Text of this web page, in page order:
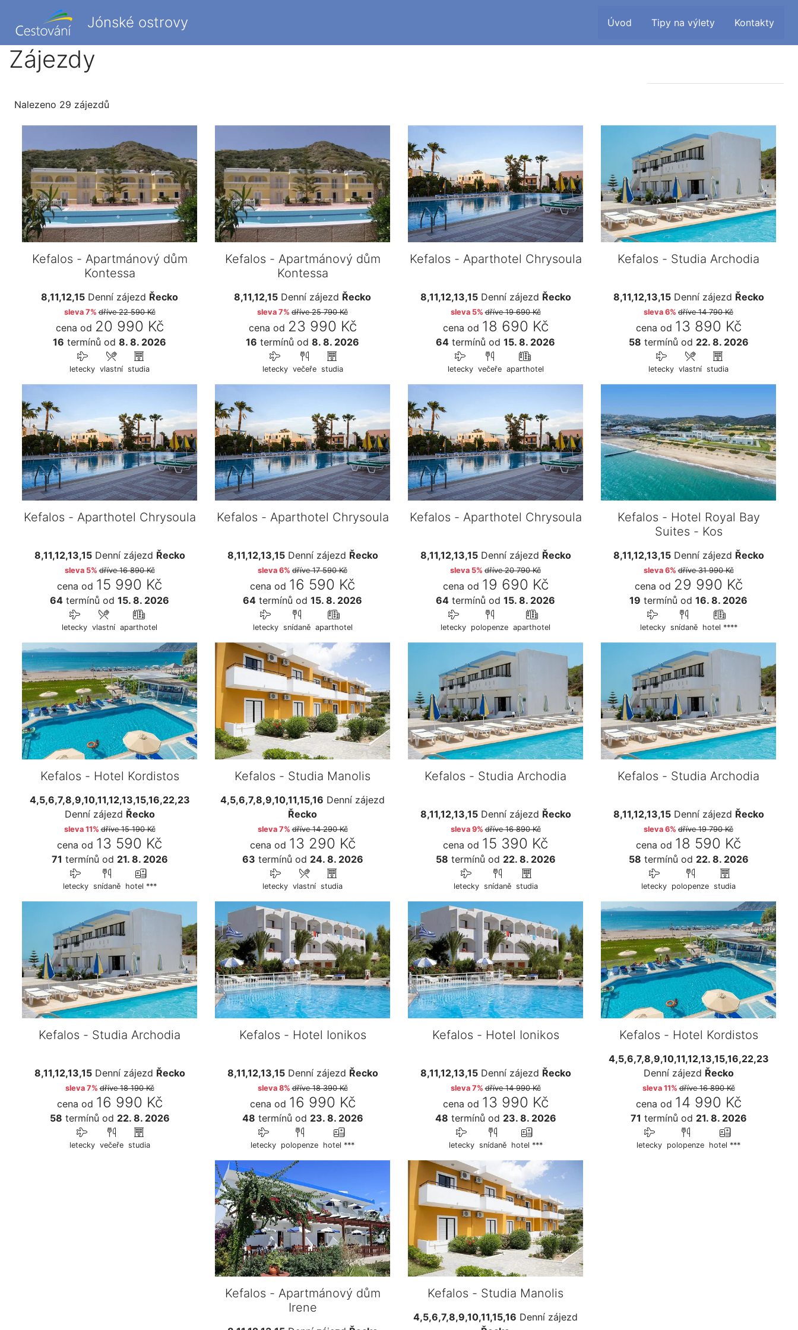
Jónské ostrovy Úvod Tipy na výlety Kontakty
Zájezdy
Nalezeno 29 zájezdů
Kefalos - Apartmánový dům
Kontessa
8,11,12,15 Denní zájezd Řecko
sleva 7% dříve22 590 Kč
cena od 20 990 Kč
16 termínů od 8. 8. 2026
letecky vlastní studia
Kefalos - Apartmánový dům
Kontessa
8,11,12,15 Denní zájezd Řecko
sleva 7% dříve25 790 Kč
cena od 23 990 Kč
16 termínů od 8. 8. 2026
letecky večeře studia
Kefalos - Aparthotel Chrysoula
8,11,12,13,15Denní zájezd Řecko
sleva 5% dříve19 690 Kč
cena od 18 690 Kč
64 termínů od 15. 8. 2026
letecky večeře aparthotel
Kefalos - Studia Archodia
8,11,12,13,15Denní zájezd Řecko
sleva 6% dříve14 790 Kč
cena od 13 890 Kč
58 termínů od 22. 8. 2026
letecky vlastní studia
Kefalos - Aparthotel Chrysoula
8,11,12,13,15Denní zájezd Řecko
sleva 5% dříve16 890 Kč
cena od 15 990 Kč
64 termínů od 15. 8. 2026
letecky vlastní aparthotel
Kefalos - Aparthotel Chrysoula
8,11,12,13,15Denní zájezd Řecko
sleva 6% dříve17 590 Kč
cena od 16 590 Kč
64 termínů od 15. 8. 2026
letecky snídaně aparthotel
Kefalos - Aparthotel Chrysoula
8,11,12,13,15Denní zájezd Řecko
sleva 5% dříve20 790 Kč
cena od 19 690 Kč
64 termínů od 15. 8. 2026
letecky polopenze aparthotel
Kefalos - Hotel Royal Bay
Suites - Kos
8,11,12,13,15Denní zájezd Řecko
sleva 6% dříve31 990 Kč
cena od 29 990 Kč
19 termínů od 16. 8. 2026
letecky snídaně hotel ****
Kefalos - Hotel Kordistos
4,5,6,7,8,9,10,11,12,13,15,16,22,23
Denní zájezd Řecko
sleva 11% dříve15 190 Kč
cena od 13 590 Kč
71 termínů od 21. 8. 2026
letecky snídaně hotel ***
Kefalos - Studia Manolis
4,5,6,7,8,9,10,11,15,16 Denní zájezd
Řecko
sleva 7% dříve14 290 Kč
cena od 13 290 Kč
63 termínů od 24. 8. 2026
letecky vlastní studia
Kefalos - Studia Archodia
8,11,12,13,15Denní zájezd Řecko
sleva 9% dříve16 890 Kč
cena od 15 390 Kč
58 termínů od 22. 8. 2026
letecky snídaně studia
Kefalos - Studia Archodia
8,11,12,13,15Denní zájezd Řecko
sleva 6% dříve19 790 Kč
cena od 18 590 Kč
58 termínů od 22. 8. 2026
letecky polopenze studia
Kefalos - Studia Archodia
8,11,12,13,15Denní zájezd Řecko
sleva 7% dříve18 190 Kč
cena od 16 990 Kč
58 termínů od 22. 8. 2026
letecky večeře studia
Kefalos - Hotel Ionikos
8,11,12,13,15Denní zájezd Řecko
sleva 8% dříve18 390 Kč
cena od 16 990 Kč
48 termínů od 23. 8. 2026
letecky polopenze hotel ***
Kefalos - Hotel Ionikos
8,11,12,13,15Denní zájezd Řecko
sleva 7% dříve14 990 Kč
cena od 13 990 Kč
48 termínů od 23. 8. 2026
letecky snídaně hotel ***
Kefalos - Hotel Kordistos
4,5,6,7,8,9,10,11,12,13,15,16,22,23
Denní zájezd Řecko
sleva 11% dříve16 890 Kč
cena od 14 990 Kč
71 termínů od 21. 8. 2026
letecky polopenze hotel ***
Kefalos - Apartmánový dům
Irene
Kefalos - Studia Manolis
4,5,6,7,8,9,10,11,15,16 Denní zájezd